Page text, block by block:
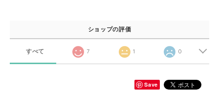
ショップの評価
すべて 7 1 0
Save